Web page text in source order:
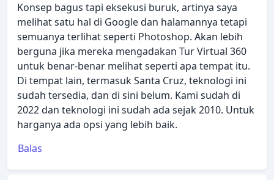
Konsep bagus tapi eksekusi buruk, artinya saya
melihat satu hal di Google dan halamannya tetapi
semuanya terlihat seperti Photoshop. Akan lebih
berguna jika mereka mengadakan Tur Virtual 360
untuk benar-benar melihat seperti apa tempat itu.
Di tempat lain, termasuk Santa Cruz, teknologi ini
sudah tersedia, dan di sini belum. Kami sudah di
2022 dan teknologi ini sudah ada sejak 2010. Untuk
harganya ada opsi yang lebih baik.
Balas